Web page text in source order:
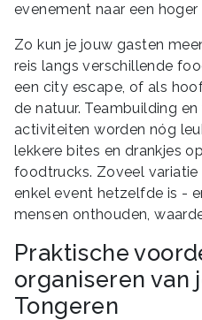
evenement naar een hoger
Zo kun je jouw gasten
reis langs verschillende
een city escape, of als
de natuur. Teambuilding
activiteiten worden nóg
lekkere bites en drankjes
foodtrucks. Zoveel
enkel event hetzelfde is -
mensen onthouden,
Praktische
organiseren van
Tongeren